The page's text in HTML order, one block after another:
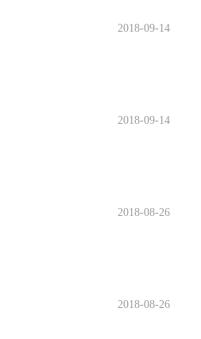
2018-09-14
2018-09-14
2018-08-26
2018-08-26